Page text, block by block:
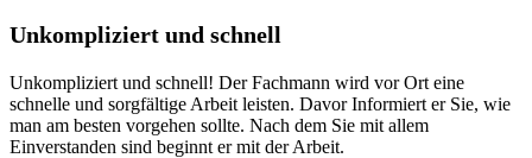
Unkompliziert und schnell
Unkompliziert und schnell! Der Fachmann wird vor Ort eine
schnelle und sorgfältige Arbeit leisten. Davor Informiert er Sie, wie
man am besten vorgehen sollte. Nach dem Sie mit allem
Einverstanden sind beginnt er mit der Arbeit.